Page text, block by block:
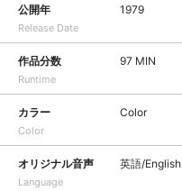
公開年
Release Date
1979
作品分数
Runtime
97 MIN
カラー
Color
Color
オリジナル音声
Language
英語/English